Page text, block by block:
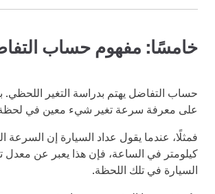
خامسًا: مفهوم حساب
حساب التفاضل يهتم بدراسة التغير اللحظي.
على معرفة سرعة تغير شيء معين في
فمثلًا، عندما يقول عداد السيارة إن السرعة
كيلومتر في الساعة، فإن هذا يعبر عن معدل
السيارة في تلك اللحظة.